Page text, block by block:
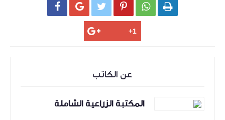
     
عن الكاتب
المكتبة الزراعية الشاملة